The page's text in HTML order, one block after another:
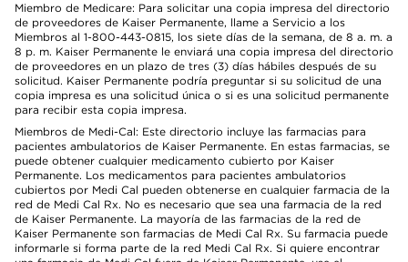
Miembro de Medicare: Para solicitar una copia impresa del directorio
de proveedores de Kaiser Permanente, llame a Servicio a los
Miembros al 1-800-443-0815, los siete días de la semana, de 8 a. m. a
8 p. m. Kaiser Permanente le enviará una copia impresa del directorio
de proveedores en un plazo de tres (3) días hábiles después de su
solicitud. Kaiser Permanente podría preguntar si su solicitud de una
copia impresa es una solicitud única o si es una solicitud permanente
para recibir esta copia impresa.
Miembros de Medi-Cal: Este directorio incluye las farmacias para
pacientes ambulatorios de Kaiser Permanente. En estas farmacias, se
puede obtener cualquier medicamento cubierto por Kaiser
Permanente. Los medicamentos para pacientes ambulatorios
cubiertos por Medi Cal pueden obtenerse en cualquier farmacia de la
red de Medi Cal Rx. No es necesario que sea una farmacia de la red
de Kaiser Permanente. La mayoría de las farmacias de la red de
Kaiser Permanente son farmacias de Medi Cal Rx. Su farmacia puede
informarle si forma parte de la red Medi Cal Rx. Si quiere encontrar